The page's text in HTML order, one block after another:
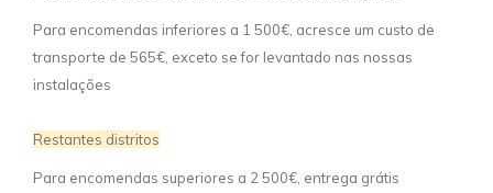
Para encomendas inferiores a 1 500€, acresce um custo de
transporte de 565€, exceto se for levantado nas nossas
instalações
Restantes distritos
Para encomendas superiores a 2 500€, entrega grátis